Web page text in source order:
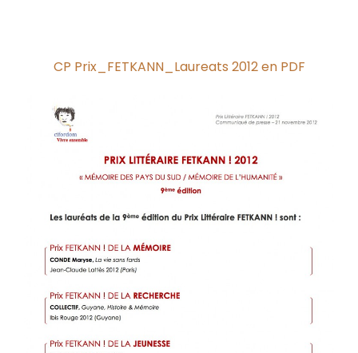
CP Prix_FETKANN_Laureats 2012 en PDF